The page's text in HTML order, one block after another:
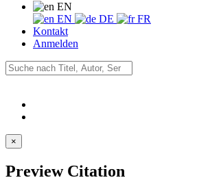
EN
EN
DE
FR
Kontakt
Anmelden